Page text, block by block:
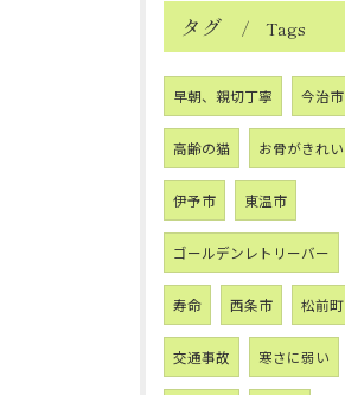
タグ Tags
早朝、親切丁寧 今治市
高齢の猫 お骨がきれい
伊予市 東温市
ゴールデンレトリーバー
寿命 西条市 松前町
交通事故 寒さに弱い